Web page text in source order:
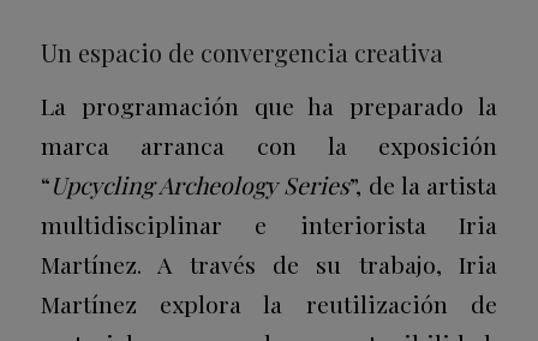
Un espacio de convergencia creativa
La programación que ha preparado la
marca arranca con la exposición
“Upcycling Archeology Series”, de la artista
multidisciplinar e interiorista Iria
Martínez. A través de su trabajo, Iria
Martínez explora la reutilización de